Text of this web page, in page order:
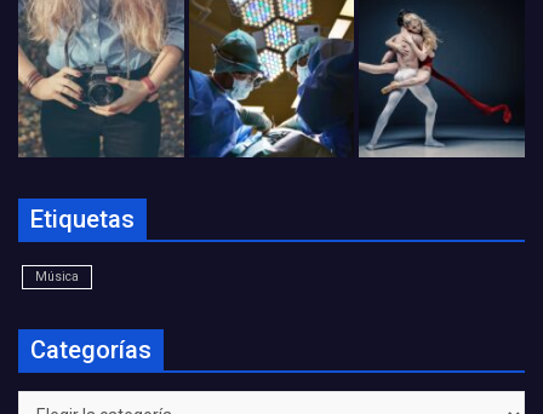
Etiquetas
Música
Categorías
Categorías